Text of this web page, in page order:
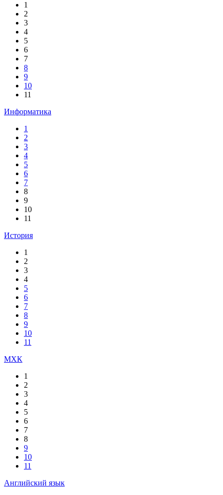
1
2
3
4
5
6
7
8
9
10
11
Информатика
1
2
3
4
5
6
7
8
9
10
11
История
1
2
3
4
5
6
7
8
9
10
11
МХК
1
2
3
4
5
6
7
8
9
10
11
Английский язык